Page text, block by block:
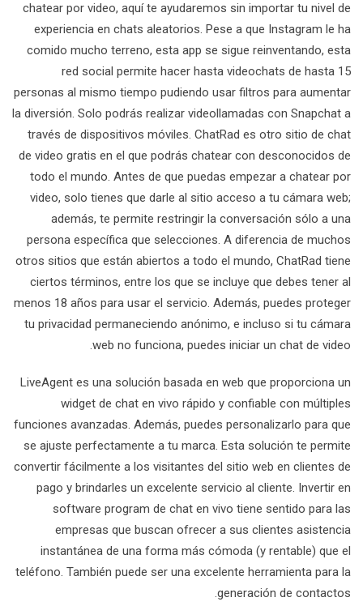
chatear por video, aquí te ayudaremos sin importar tu nivel de
experiencia en chats aleatorios. Pese a que Instagram le ha
comido mucho terreno, esta app se sigue reinventando, esta
red social permite hacer hasta videochats de hasta 15
personas al mismo tiempo pudiendo usar filtros para aumentar
la diversión. Solo podrás realizar videollamadas con Snapchat a
través de dispositivos móviles. ChatRad es otro sitio de chat
de video gratis en el que podrás chatear con desconocidos de
todo el mundo. Antes de que puedas empezar a chatear por
video, solo tienes que darle al sitio acceso a tu cámara web;
además, te permite restringir la conversación sólo a una
persona específica que selecciones. A diferencia de muchos
otros sitios que están abiertos a todo el mundo, ChatRad tiene
ciertos términos, entre los que se incluye que debes tener al
menos 18 años para usar el servicio. Además, puedes proteger
tu privacidad permaneciendo anónimo, e incluso si tu cámara
web no funciona, puedes iniciar un chat de video.
LiveAgent es una solución basada en web que proporciona un
widget de chat en vivo rápido y confiable con múltiples
funciones avanzadas. Además, puedes personalizarlo para que
se ajuste perfectamente a tu marca. Esta solución te permite
convertir fácilmente a los visitantes del sitio web en clientes de
pago y brindarles un excelente servicio al cliente. Invertir en
software program de chat en vivo tiene sentido para las
empresas que buscan ofrecer a sus clientes asistencia
instantánea de una forma más cómoda (y rentable) que el
teléfono. También puede ser una excelente herramienta para la
generación de contactos.